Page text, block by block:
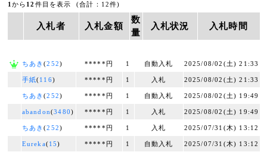
1 から 12 件目を表示 (合計：12件)
入札者 入札金額
数
量
入札状況 入札時間
ちあき(252) *****円 1 自動入札 2025/08/02(土) 21:33
手紙(116) *****円 1 入札 2025/08/02(土) 21:33
ちあき(252) *****円 1 自動入札 2025/08/02(土) 19:49
abandon(3480) *****円 1 入札 2025/08/02(土) 19:49
ちあき(252) *****円 1 入札 2025/07/31(木) 13:12
Eureka(15) *****円 1 自動入札 2025/07/31(木) 13:12